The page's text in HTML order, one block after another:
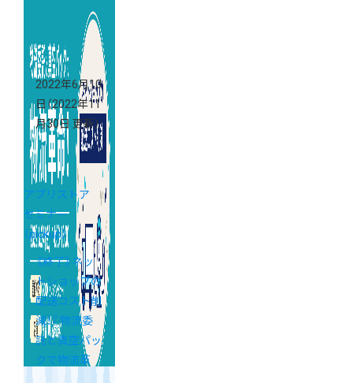
2022年6月10
日 （2022年11
月30日 更新）
アプリストア
セミナー
（pickup）
《終了》ネッ
トショップの
配送コスト削
減！『 物流委
託と真空パッ
クで物流革
命！』 オンラ